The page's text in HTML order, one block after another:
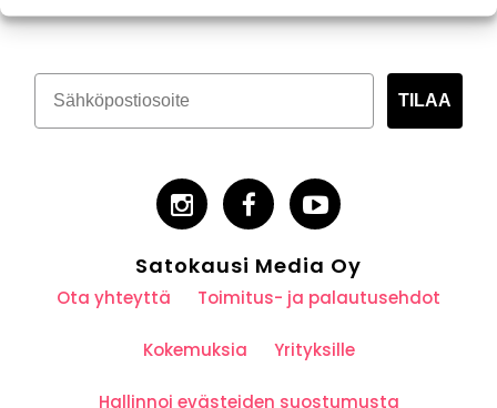
TILAA
Satokausi Media Oy
Ota yhteyttä Toimitus- ja palautusehdot
Kokemuksia Yrityksille
Hallinnoi evästeiden suostumusta